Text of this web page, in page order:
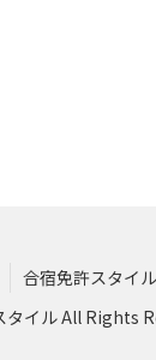
合宿免許スタイ
イル All Rights